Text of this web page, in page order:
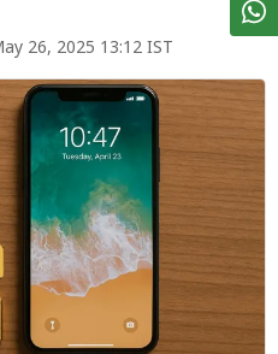
26, 2025 13:12 IST